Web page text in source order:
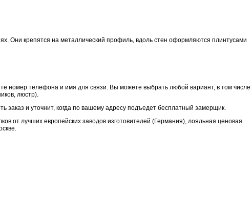
Они крепятся на металлический профиль, вдоль стен оформляются плинтусами
номер телефона и имя для связи. Вы можете выбрать любой вариант, в том числе
люстр).
и уточнит, когда по вашему адресу подъедет бесплатный замерщик.
от лучших европейских заводов изготовителей (Германия), лояльная ценовая